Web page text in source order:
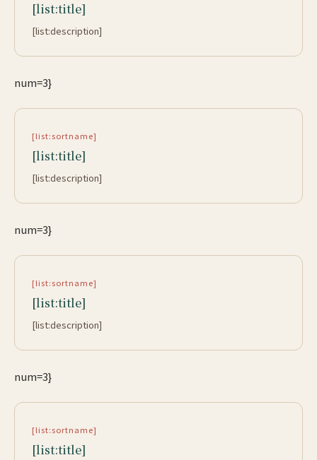
[list:title]
[list:description]
num=3}
[list:sortname]
[list:title]
[list:description]
num=3}
[list:sortname]
[list:title]
[list:description]
num=3}
[list:sortname]
[list:title]